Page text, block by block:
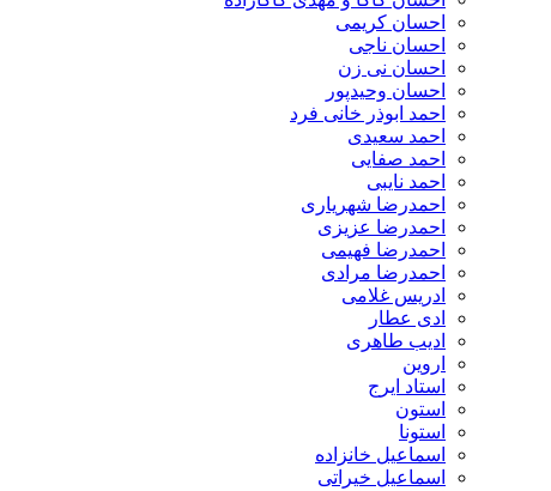
احسان کریمی
احسان ناجی
احسان نی زن
احسان وحیدپور
احمد ابوذر خانی فرد
احمد سعیدی
احمد صفایی
احمد نایبی
احمدرضا شهریاری
احمدرضا عزیزی
احمدرضا فهیمی
احمدرضا مرادی
ادریس غلامی
ادی عطار
ادیب طاهری
اروین
استاد ایرج
استون
استونا
اسماعیل خانزاده
اسماعیل خیراتی